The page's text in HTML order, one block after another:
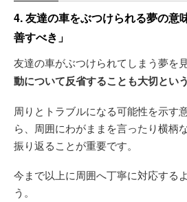
4. 友達の車をぶつけられる夢の意
善すべき」
友達の車がぶつけられてしまう夢を見
動について反省することも大切とい
周りとトラブルになる可能性を示す
ら、周囲にわがままを言ったり横柄
振り返ることが重要です。
今まで以上に周囲へ丁寧に対応する
う。